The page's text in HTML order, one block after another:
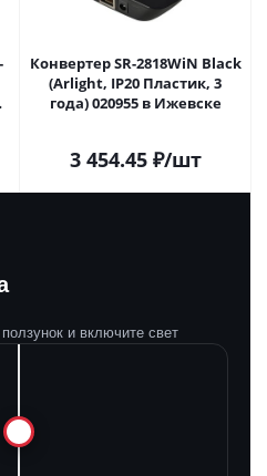
Конвертер SR-2818WiN Black
(Arlight, IP20 Пластик, 3
года) 020955 в Ижевске
3 454.45₽/шт
и включите свет